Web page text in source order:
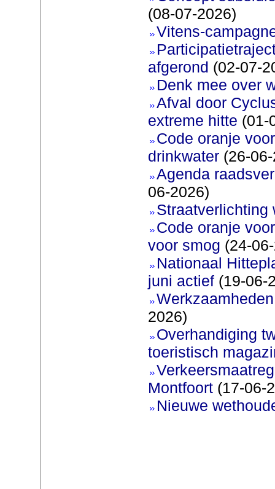
(08-07-2026)
Vitens-
afgerond (02-07-
Denk mee over
Afval door
extreme hitte (01-
Code oranje
drinkwater(26-06-
Agenda
06-2026)
Straatverlichting
Code oranje
voor smog (24-
Nationaal
juni actief(19-06-
2026)
Overhandiging
toeristisch
Montfoort(17-06-
Nieuwe